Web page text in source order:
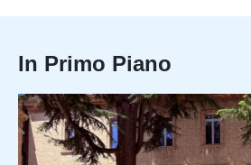
In Primo Piano